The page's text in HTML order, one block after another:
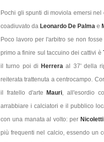
Pochi gli spunti di moviola emersi
coadiuvato da Leonardo De Palma e
Poco lavoro per l'arbitro se non
primo a finire sul taccuino dei cattivi è
il turno poi di Herreraal 37' della
reiterata trattenuta a centrocampo.
il fratello d'arte
Mauri, all'esordio
arrabbiare i calciatori e il pubblico
con una manata al volto: per
più frequenti nel calcio, essendo un